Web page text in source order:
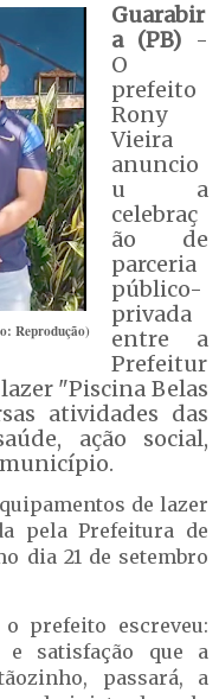
Reprodução)
Guarabir
a (PB) -
O
prefeito
Rony
Vieira
anuncio
u a
celebraç
ão de
parceria
público-
privada
entre a
Prefeitur
"Piscina Belas
atividades das
ação social,
de lazer
pela Prefeitura de
dia 21 de setembro
prefeito escreveu:
satisfação que a
passará, a